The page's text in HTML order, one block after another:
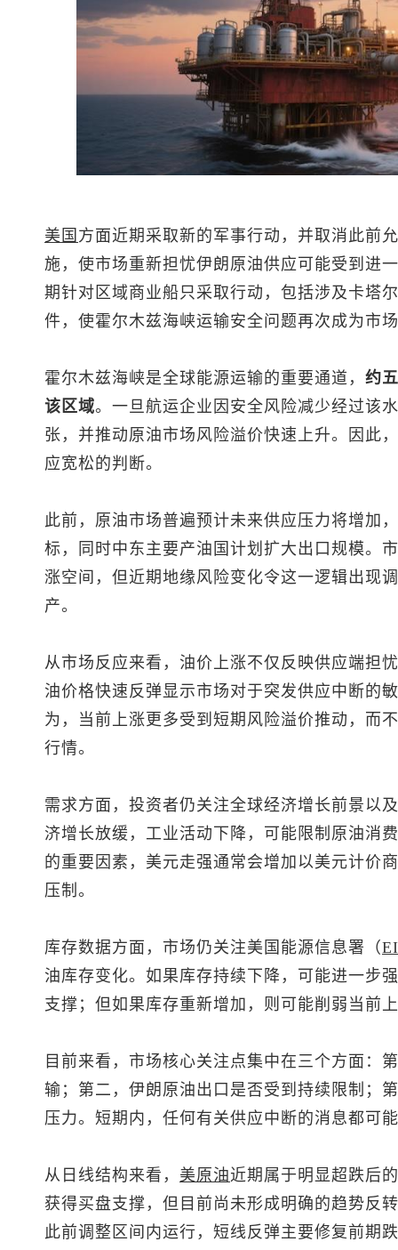
美国 方面近期采取新的军事行动，并取消此前
施，使市场重新担忧伊朗原油供应可能受到进
期针对区域商业船只采取行动，包括涉及卡塔
件，使霍尔木兹海峡运输安全问题再次成为市
霍尔木兹海峡是全球能源运输的重要通道， 约
该区域。一旦航运企业因安全风险减少经过该
张，并推动原油市场风险溢价快速上升。因此
应宽松的判断。
此前，原油市场普遍预计未来供应压力将增加
标，同时中东主要产油国计划扩大出口规模。
涨空间，但近期地缘风险变化令这一逻辑出现
产。
从市场反应来看，油价上涨不仅反映供应端担
油价格快速反弹显示市场对于突发供应中断的
为，当前上涨更多受到短期风险溢价推动，而
行情。
需求方面，投资者仍关注全球经济增长前景以
济增长放缓，工业活动下降，可能限制原油消
的重要因素，美元走强通常会增加以美元计价
压制。
库存数据方面，市场仍关注美国能源信息署（
油库存变化。如果库存持续下降，可能进一步
支撑；但如果库存重新增加，则可能削弱当前
目前来看，市场核心关注点集中在三个方面：
输；第二，伊朗原油出口是否受到持续限制；
压力。短期内，任何有关供应中断的消息都可
从日线结构来看， 美原油近期属于明显超跌后
获得买盘支撑，但目前尚未形成明确的趋势反
此前调整区间内运行，短线反弹主要修复前期